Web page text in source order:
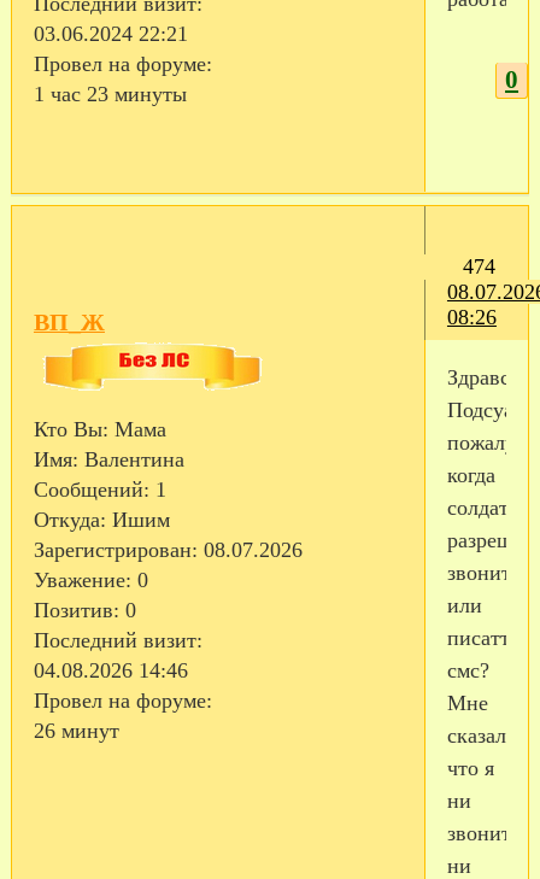
03.06.2024 22:21
Провел на форуме:
1 час 23 минуты
0
474
08:26
ВП_Ж
Кто Вы: Мама
Имя: Валентина
Сообщений: 1
Откуда: Ишим
Зарегистрирован: 08.07.2026
Уважение: 0
Позитив: 0
Последний визит:
04.08.2026 14:46
Провел на форуме:
26 минут
когда
солдатам
звонить
или
писатт
смс?
Мне
сказали,
что я
ни
звонить
ни